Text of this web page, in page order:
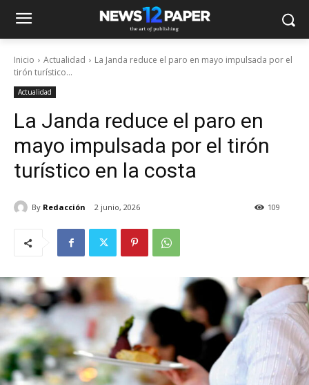
Inicio Actualidad
La Janda reduce el paro en mayo impulsada por el
tirón turístico...
Actualidad
La Janda reduce el paro en
mayo impulsada por el tirón
turístico en la costa
By Redacción 2 junio, 2026 109